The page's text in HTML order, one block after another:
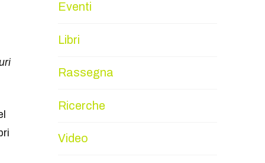
Eventi
Libri
Rassegna
Ricerche
Video